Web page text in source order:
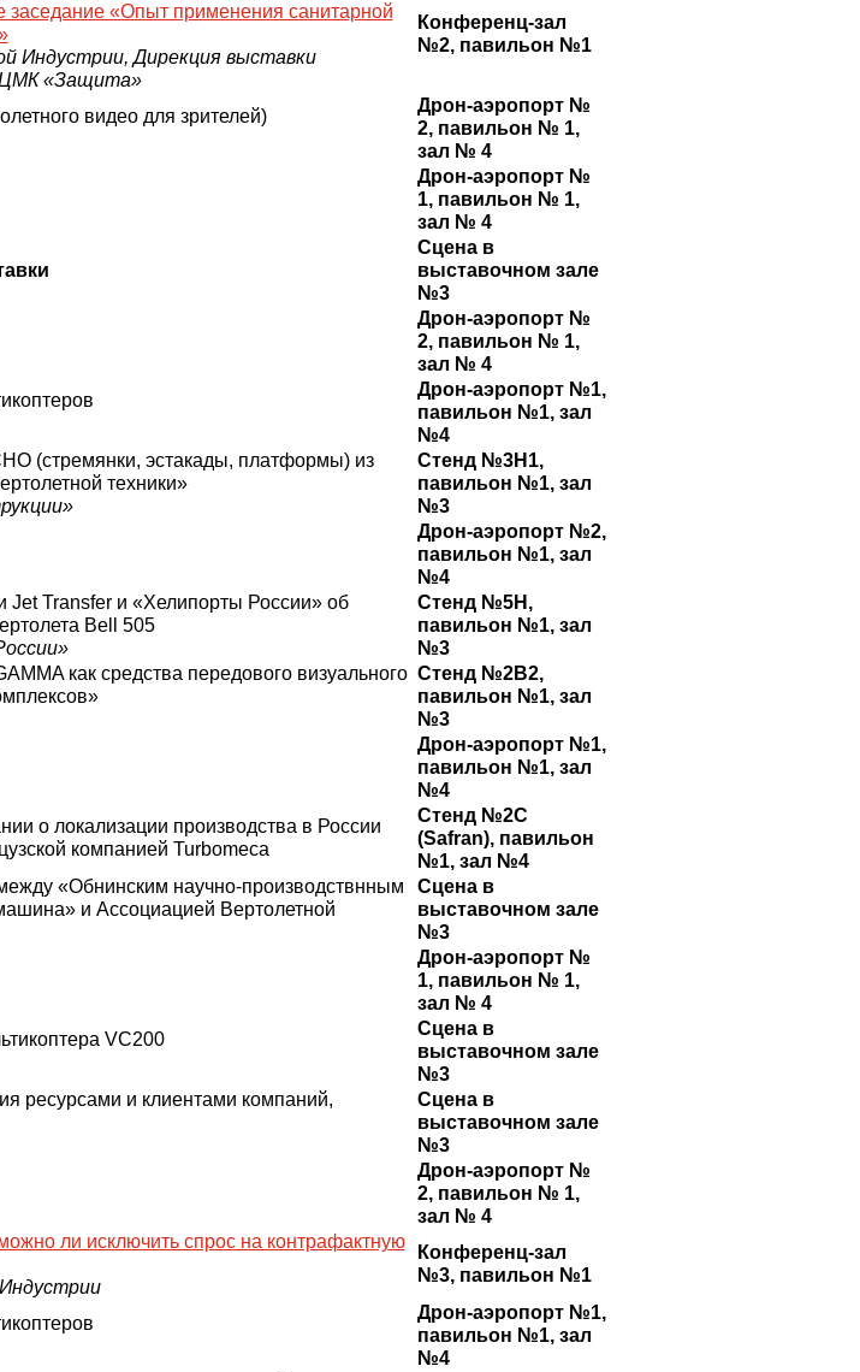
заседание «Опыт применения санитарной
Индустрии, Дирекция выставки
«Защита»
Конференц-зал
№2, павильон №1
видео для зрителей)
Дрон-аэропорт №
2, павильон № 1,
зал № 4
Дрон-аэропорт №
1, павильон № 1,
зал № 4
Сцена в
выставочном зале
№3
Дрон-аэропорт №
2, павильон № 1,
зал № 4
Дрон-аэропорт №1,
павильон №1, зал
№4
(стремянки, эстакады, платформы) из
техники»
Стенд №3Н1,
павильон №1, зал
№3
Дрон-аэропорт №2,
павильон №1, зал
№4
Transfer и «Хелипорты России» об
Bell 505
Стенд №5H,
павильон №1, зал
№3
как средства передового визуального Стенд №2B2,
павильон №1, зал
№3
Дрон-аэропорт №1,
павильон №1, зал
№4
о локализации производства в России
компанией Turbomeca
Стенд №2С
(Safran), павильон
№1, зал №4
«Обнинским научно-производствнным
и Ассоциацией Вертолетной
Сцена в
выставочном зале
№3
Дрон-аэропорт №
1, павильон № 1,
зал № 4
VC200
Сцена в
выставочном зале
№3
ресурсами и клиентами компаний,
Сцена в
выставочном зале
№3
Дрон-аэропорт №
2, павильон № 1,
зал № 4
ли исключить спрос на контрафактную
Конференц-зал
№3, павильон №1
Дрон-аэропорт №1,
павильон №1, зал
№4